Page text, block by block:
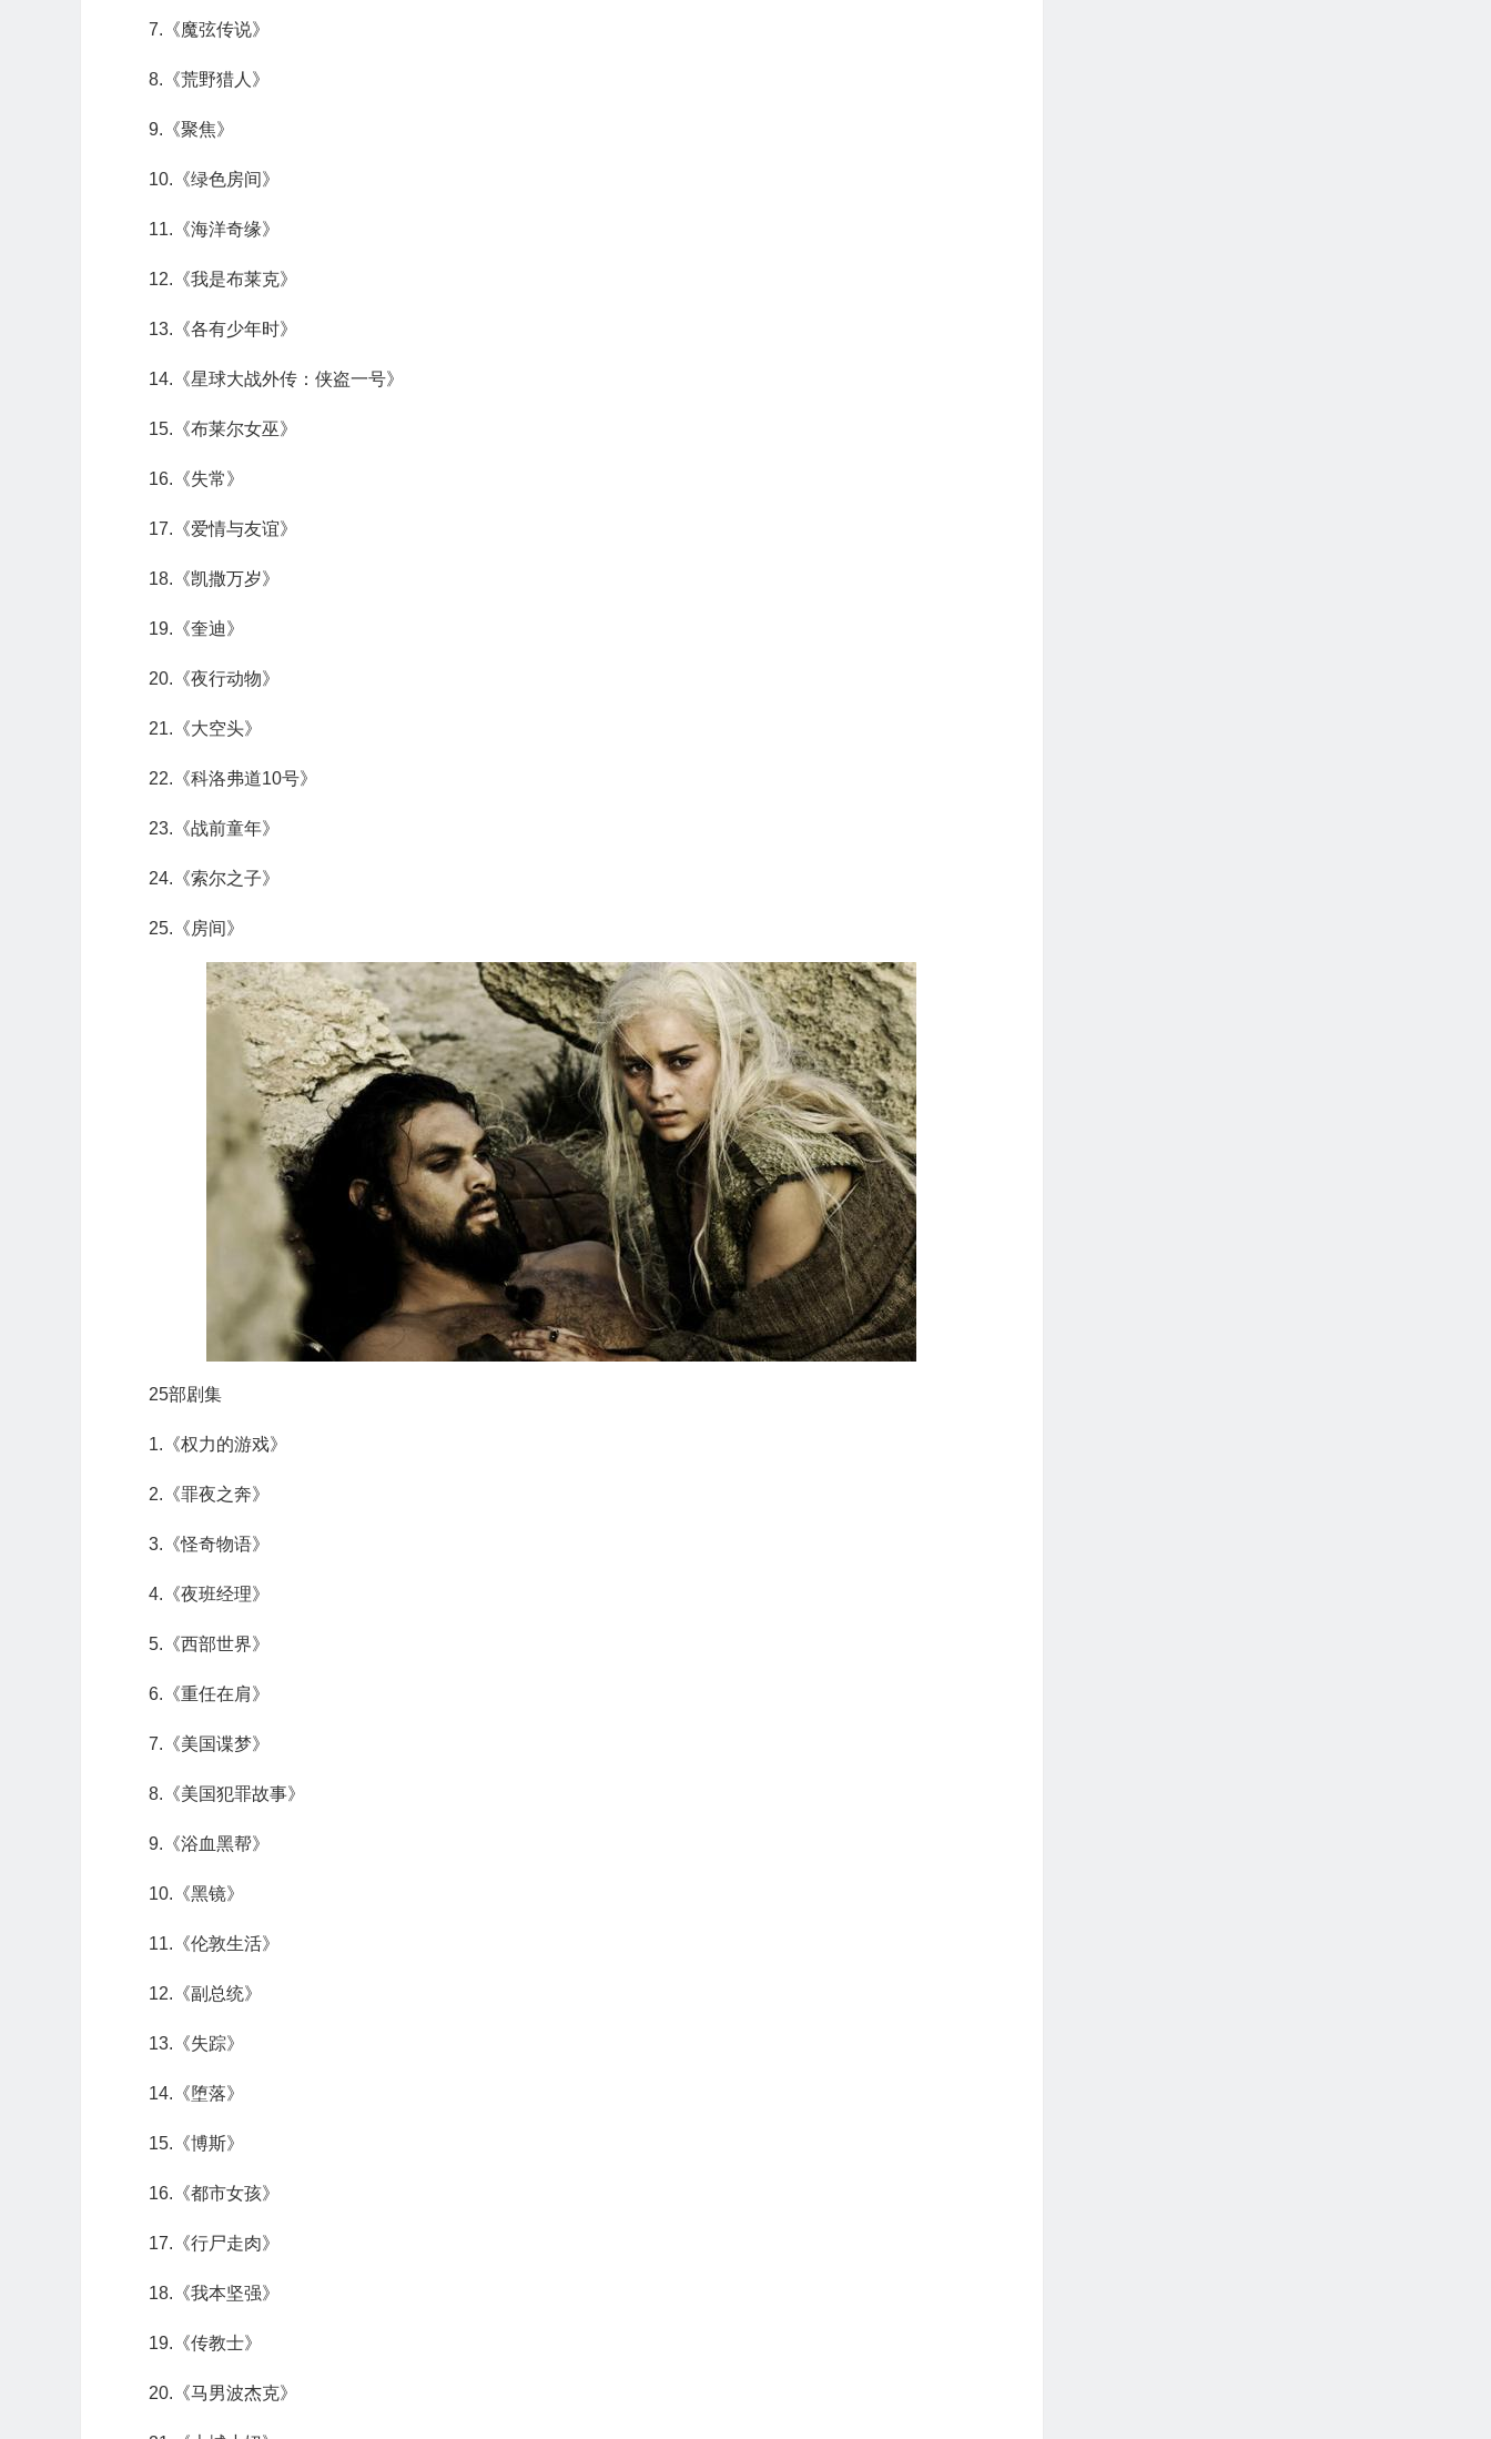
7.《魔弦传说》
8.《荒野猎人》
9.《聚焦》
10.《绿色房间》
11.《海洋奇缘》
12.《我是布莱克》
13.《各有少年时》
14.《星球大战外传：侠盗一号》
15.《布莱尔女巫》
16.《失常》
17.《爱情与友谊》
18.《凯撒万岁》
19.《奎迪》
20.《夜行动物》
21.《大空头》
22.《科洛弗道10号》
23.《战前童年》
24.《索尔之子》
25.《房间》
25部剧集
1.《权力的游戏》
2.《罪夜之奔》
3.《怪奇物语》
4.《夜班经理》
5.《西部世界》
6.《重任在肩》
7.《美国谍梦》
8.《美国犯罪故事》
9.《浴血黑帮》
10.《黑镜》
11.《伦敦生活》
12.《副总统》
13.《失踪》
14.《堕落》
15.《博斯》
16.《都市女孩》
17.《行尸走肉》
18.《我本坚强》
19.《传教士》
20.《马男波杰克》